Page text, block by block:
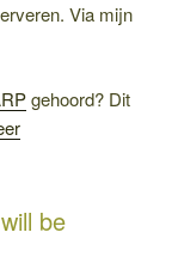
Via mijn
gehoord? Dit
be